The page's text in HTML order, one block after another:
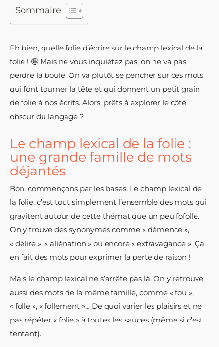
Sommaire
Eh bien, quelle folie d’écrire sur le champ lexical de la
folie ! 🤪 Mais ne vous inquiétez pas, on ne va pas
perdre la boule. On va plutôt se pencher sur ces mots
qui font tourner la tête et qui donnent un petit grain
de folie à nos écrits. Alors, prêts à explorer le côté
obscur du langage ?
Le champ lexical de la folie :
une grande famille de mots
déjantés
Bon, commençons par les bases. Le champ lexical de
la folie, c’est tout simplement l’ensemble des mots qui
gravitent autour de cette thématique un peu fofolle.
On y trouve des synonymes comme « démence »,
« délire », « aliénation » ou encore « extravagance ». Ça
en fait des mots pour exprimer la perte de raison !
Mais le champ lexical ne s’arrête pas là. On y retrouve
aussi des mots de la même famille, comme « fou »,
« folle », « follement »… De quoi varier les plaisirs et ne
pas répéter « folie » à toutes les sauces (même si c’est
tentant).